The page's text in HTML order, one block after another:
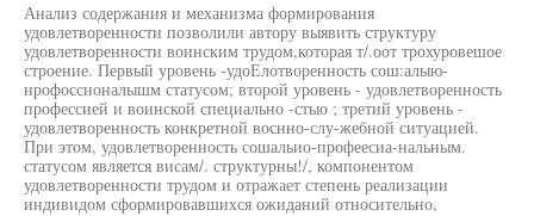
Анализ содержания и механизма формирования
удовлетворенности позволили автору выявить структуру
удовлетворенности воинским трудом,которая т/.оот трохуровешое
строение. Первый уровень -удоЕлотворенность сош:алыю-
нрофоссноналышм статусом; второй уровень - удовлетворенность
профессией и воинской специально -стыо ; третий уровень -
удовлетворенность конкретной воснно-слу-жебной ситуацией.
При этом, удовлетворенность сошальио-профеесиа-нальным.
статусом является висам/. структурны!/, компонентом
удовлетворенности трудом и отражает степень реализации
индивидом сформировавшихся ожиданий относительно,